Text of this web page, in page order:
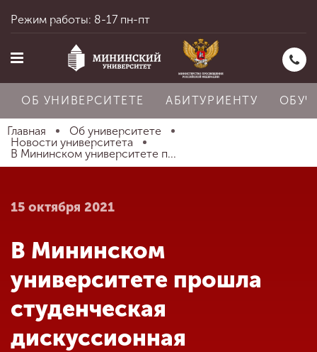
Главная
Абитуриенту
Обучение
Режим работы: 8-17 пн-пт
ОБ УНИВЕРСИТЕТЕ АБИТУРИЕНТУ
Главная
Об университете
Новости университета
В Мининском университете п...
15 октября 2021
В Мининском
университете прошла
студенческая
дискуссионная